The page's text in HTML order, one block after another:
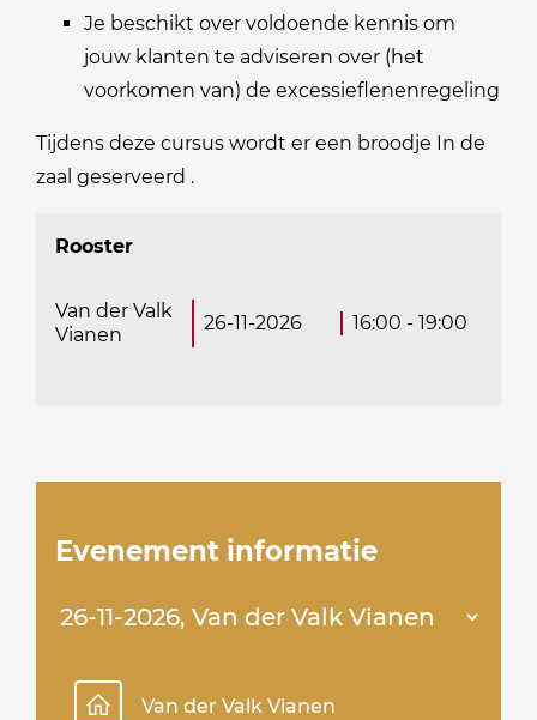
Je beschikt over voldoende kennis om
jouw klanten te adviseren over (het
voorkomen van) de excessieflenenregeling
Tijdens deze cursus wordt er een broodje In de
zaal geserveerd .
Rooster
Van der Valk
Vianen
26-11-2026 16:00 - 19:00
Evenement informatie
Van der Valk Vianen